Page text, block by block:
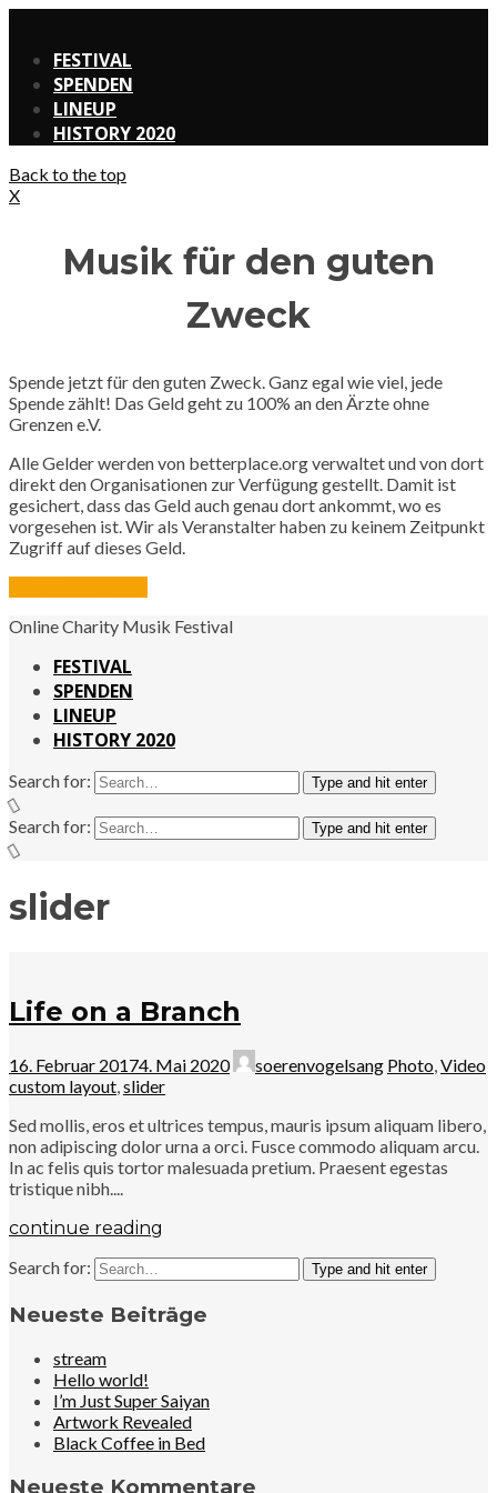
FESTIVAL
SPENDEN
LINEUP
HISTORY 2020
Back to the top
X
Musik für den guten
Zweck
Spende jetzt für den guten Zweck. Ganz egal wie viel, jede
Spende zählt! Das Geld geht zu 100% an den Ärzte ohne
Grenzen e.V.
Alle Gelder werden von betterplace.org verwaltet und von dort
direkt den Organisationen zur Verfügung gestellt. Damit ist
gesichert, dass das Geld auch genau dort ankommt, wo es
vorgesehen ist. Wir als Veranstalter haben zu keinem Zeitpunkt
Zugriff auf dieses Geld.
Online Charity Musik Festival
FESTIVAL
SPENDEN
LINEUP
HISTORY 2020
Search for: Type and hit enter
Search for: Type and hit enter
slider
Life on a Branch
16. Februar 20174. Mai 2020 soerenvogelsang Photo Video
custom layout slider
Sed mollis, eros et ultrices tempus, mauris ipsum aliquam libero,
non adipiscing dolor urna a orci. Fusce commodo aliquam arcu.
In ac felis quis tortor malesuada pretium. Praesent egestas
tristique nibh....
continue reading
Search for:
Type and hit enter
Neueste Beiträge
stream
Hello world!
I’m Just Super Saiyan
Artwork Revealed
Black Coffee in Bed
Neueste Kommentare